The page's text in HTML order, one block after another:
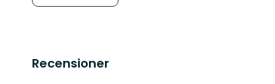
Recensioner